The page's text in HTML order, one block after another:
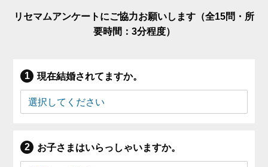
リセマムアンケートにご協力お願いします（全15問・所
要時間：3分程度）
現在結婚されてますか。
お子さまはいらっしゃいますか。